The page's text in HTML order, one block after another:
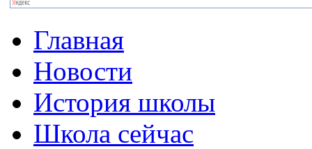
Главная
Новости
История школы
Школа сейчас